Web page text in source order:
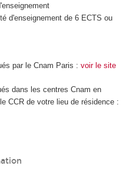
d'enseignementde 6 ECTS ou
par le Cnam Paris : voir le site
dans les centres Cnam en
CCR de votre lieu de résidence :